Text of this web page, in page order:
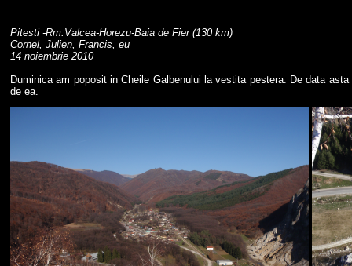
Pitesti -Rm.Valcea-Horezu-Baia de Fier (130 km)
Cornel, Julien, Francis, eu
14 noiembrie 2010
Duminica am poposit in Cheile Galbenului la vestita pestera. De data
de ea.